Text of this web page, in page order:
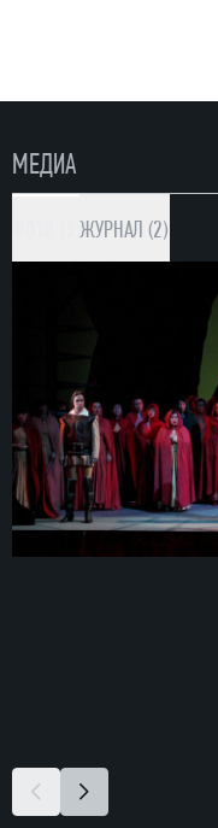
МЕДИА
ФОТО (3)ЖУРНАЛ (2)